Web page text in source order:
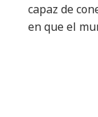
capaz de
en que el